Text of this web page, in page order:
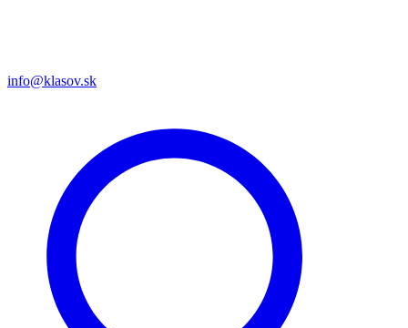
info@klasov.sk